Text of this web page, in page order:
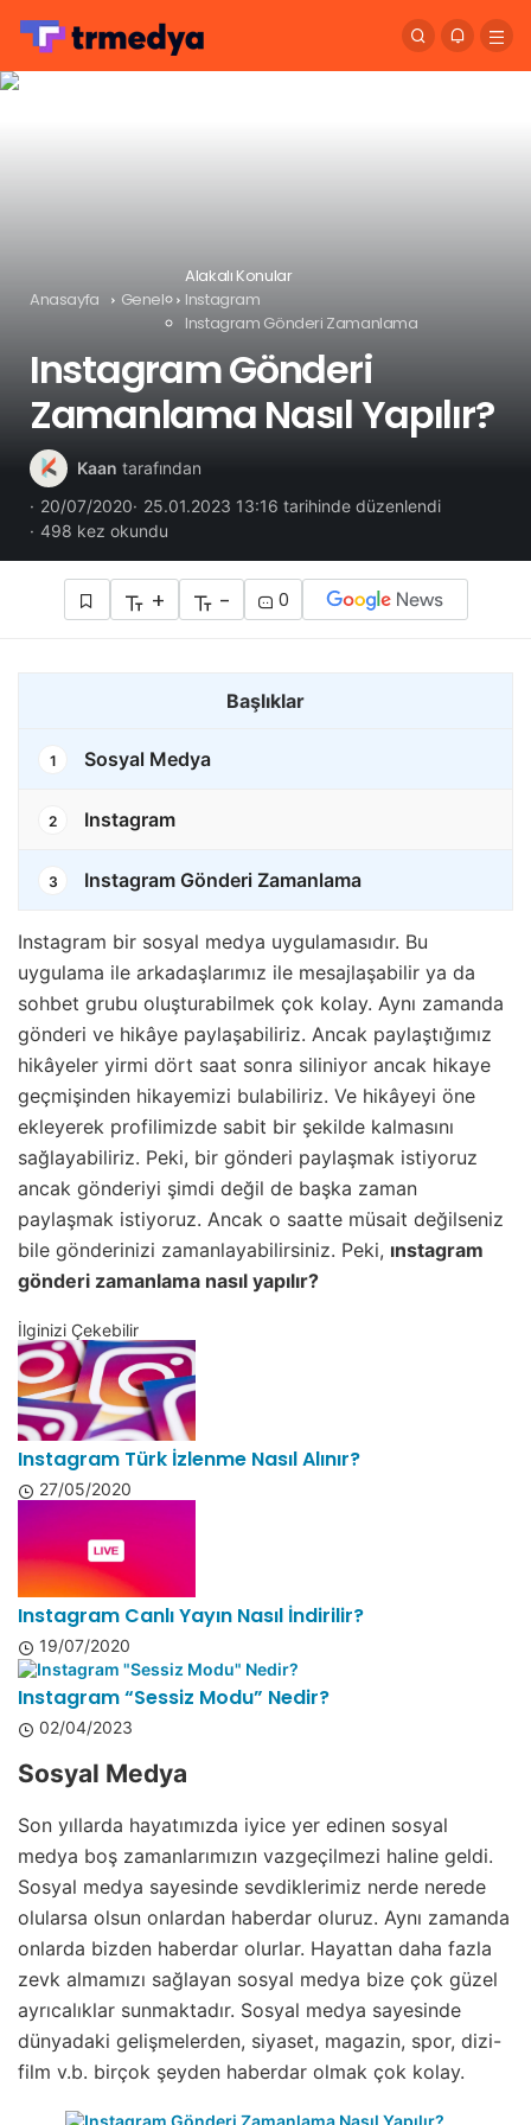
Anasayfa Genel
Alakalı Konular
Instagram
Instagram Gönderi Zamanlama
Instagram Gönderi
Zamanlama Nasıl Yapılır?
Kaan tarafından
20/07/2020
25.01.2023 13:16 tarihinde düzenlendi
498 kez okundu
+ - 0
Başlıklar
1 Sosyal Medya
2 Instagram
3 Instagram Gönderi Zamanlama
Instagram bir sosyal medya uygulamasıdır. Bu
uygulama ile arkadaşlarımız ile mesajlaşabilir ya da
sohbet grubu oluşturabilmek çok kolay. Aynı zamanda
gönderi ve hikâye paylaşabiliriz. Ancak paylaştığımız
hikâyeler yirmi dört saat sonra siliniyor ancak hikaye
geçmişinden hikayemizi bulabiliriz. Ve hikâyeyi öne
ekleyerek profilimizde sabit bir şekilde kalmasını
sağlayabiliriz. Peki, bir gönderi paylaşmak istiyoruz
ancak gönderiyi şimdi değil de başka zaman
paylaşmak istiyoruz. Ancak o saatte müsait değilseniz
bile gönderinizi zamanlayabilirsiniz. Peki, ınstagram
gönderi zamanlama nasıl yapılır?
İlginizi Çekebilir
Instagram Türk İzlenme Nasıl Alınır?
27/05/2020
Instagram Canlı Yayın Nasıl İndirilir?
19/07/2020
Instagram “Sessiz Modu” Nedir?
02/04/2023
Sosyal Medya
Son yıllarda hayatımızda iyice yer edinen sosyal
medya boş zamanlarımızın vazgeçilmezi haline geldi.
Sosyal medya sayesinde sevdiklerimiz nerde nerede
olularsa olsun onlardan haberdar oluruz. Aynı zamanda
onlarda bizden haberdar olurlar. Hayattan daha fazla
zevk almamızı sağlayan sosyal medya bize çok güzel
ayrıcalıklar sunmaktadır. Sosyal medya sayesinde
dünyadaki gelişmelerden, siyaset, magazin, spor, dizi-
film v.b. birçok şeyden haberdar olmak çok kolay.